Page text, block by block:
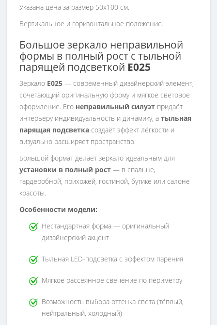
Указана цена за размер 50х100 см.
Вертикальное и горизонтальное положение.
Большое зеркало неправильной
формы в полный рост с тыльной
парящей подсветкой E025
Зеркало E025 — современный дизайнерский элемент,
сочетающий оригинальную форму и мягкое световое
оформление. Его неправильный силуэт придаёт
интерьеру индивидуальность и динамику, а тыльная
парящая подсветка создаёт эффект лёгкости и
визуально расширяет пространство.
Большой формат делает зеркало идеальным для
установки в полный рост — в спальне,
гардеробной, прихожей, гостиной, бутике или салоне
красоты.
Особенности модели:
Нестандартная форма — оригинальный
дизайнерский акцент
Тыльная LED-подсветка с эффектом парения
Мягкое рассеянное свечение по периметру
Возможность выбора оттенка света (тёплый,
нейтральный, холодный)